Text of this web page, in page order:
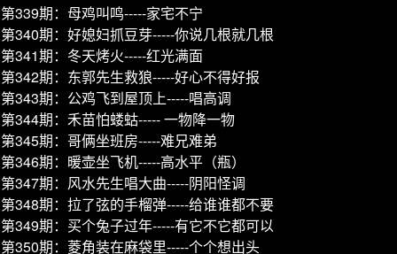
第339期：母鸡叫鸣-----家宅不宁
第340期：好媳妇抓豆芽-----你说几根就几根
第341期：冬天烤火-----红光满面
第342期：东郭先生救狼-----好心不得好报
第343期：公鸡飞到屋顶上-----唱高调
第344期：禾苗怕蝼蛄----- 一物降一物
第345期：哥俩坐班房-----难兄难弟
第346期：暖壶坐飞机-----高水平（瓶）
第347期：风水先生唱大曲-----阴阳怪调
第348期：拉了弦的手榴弹-----给谁谁都不要
第349期：买个兔子过年-----有它不它都可以
第350期：菱角装在麻袋里-----个个想出头